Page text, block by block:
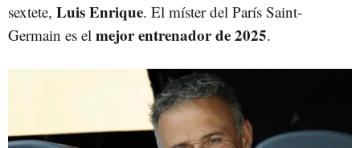
sextete, Luis Enrique. El míster del París Saint-
Germain es el mejor entrenador de 2025.